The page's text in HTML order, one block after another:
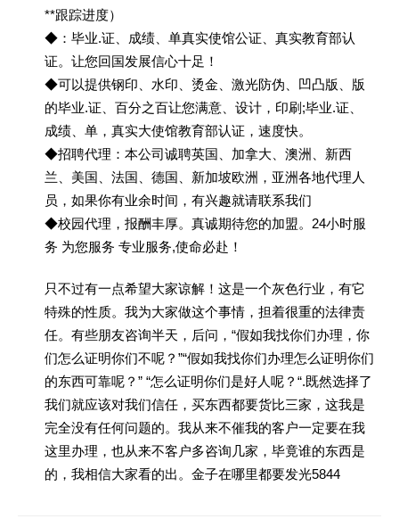
**跟踪进度）
◆：毕业.证、成绩、单真实使馆公证、真实教育部认
证。让您回国发展信心十足！
◆可以提供钢印、水印、烫金、激光防伪、凹凸版、版
的毕业.证、百分之百让您满意、设计，印刷;毕业.证、
成绩、单，真实大使馆教育部认证，速度快。
◆招聘代理：本公司诚聘英国、加拿大、澳洲、新西
兰、美国、法国、德国、新加坡欧洲，亚洲各地代理人
员，如果你有业余时间，有兴趣就请联系我们
◆校园代理，报酬丰厚。真诚期待您的加盟。24小时服
务 为您服务 专业服务,使命必赴！
只不过有一点希望大家谅解！这是一个灰色行业，有它
特殊的性质。我为大家做这个事情，担着很重的法律责
任。有些朋友咨询半天，后问，“假如我找你们办理，你
们怎么证明你们不呢？”“假如我找你们办理怎么证明你们
的东西可靠呢？” “怎么证明你们是好人呢？“.既然选择了
我们就应该对我们信任，买东西都要货比三家，这我是
完全没有任何问题的。我从来不催我的客户一定要在我
这里办理，也从来不客户多咨询几家，毕竟谁的东西是
的，我相信大家看的出。金子在哪里都要发光5844